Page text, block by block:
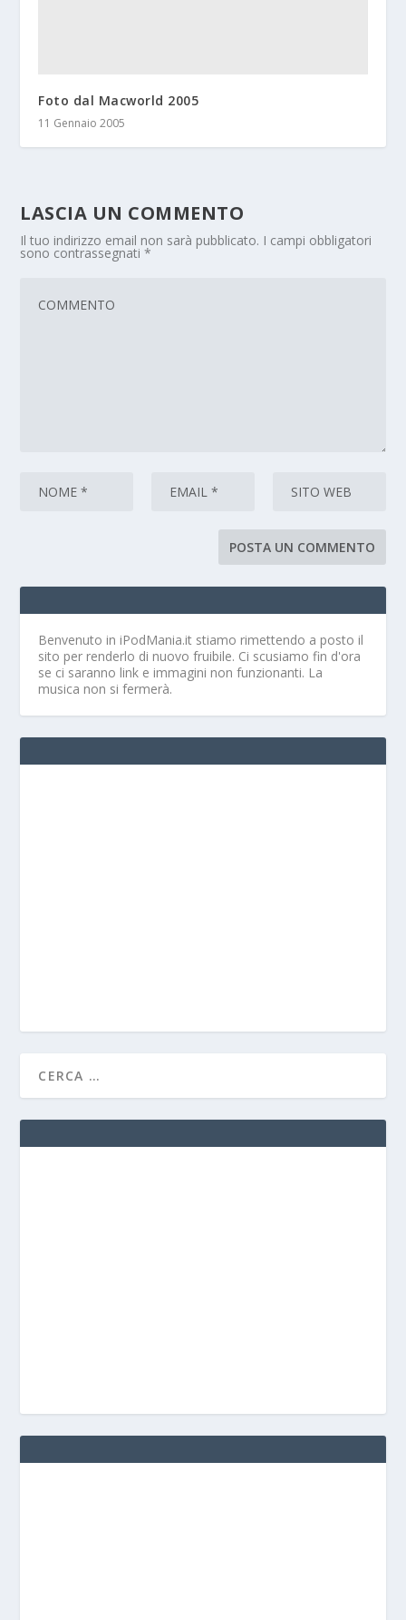
Foto dal Macworld 2005
11 Gennaio 2005
LASCIA UN COMMENTO
Il tuo indirizzo email non sarà pubblicato. I campi obbligatori
sono contrassegnati*
Benvenuto in iPodMania.it stiamo rimettendo a posto il
sito per renderlo di nuovo fruibile. Ci scusiamo fin d'ora
se ci saranno link e immagini non funzionanti. La
musica non si fermerà.